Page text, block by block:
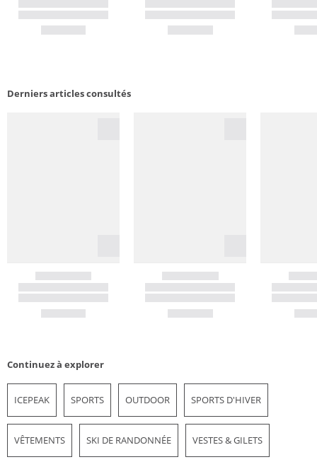
Derniers articles consultés
Continuez à explorer
ICEPEAK SPORTS OUTDOOR SPORTS D'HIVER
VÊTEMENTS SKI DE RANDONNÉE VESTES & GILETS